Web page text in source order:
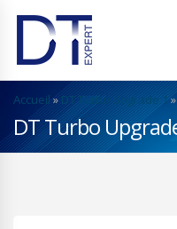
Accueil »DT Turbo Upgrade 1 »
DT Turbo